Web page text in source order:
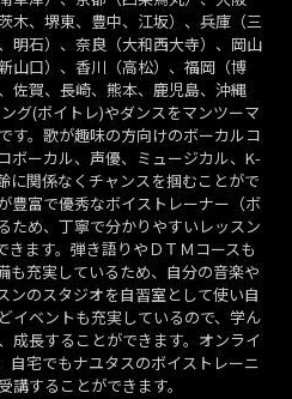
木、堺東、豊中、江坂）、兵庫（三
明石）、奈良（大和西大寺）、岡山
山口）、香川（高松）、福岡（博
佐賀、長崎、熊本、鹿児島、沖縄
グ(ボイトレ)やダンスをマンツーマ
す。歌が趣味の方向けのボーカルコ
ボーカル、声優、ミュージカル、K-
に関係なくチャンスを掴むことがで
豊富で優秀なボイストレーナー（ボ
ため、丁寧で分かりやすいレッスン
きます。弾き語りやＤＴＭコースも
も充実しているため、自分の音楽や
ンのスタジオを自習室として使い自
イベントも充実しているので、学ん
成長することができます。オンライ
自宅でもナユタスのボイストレーニ
することができます。